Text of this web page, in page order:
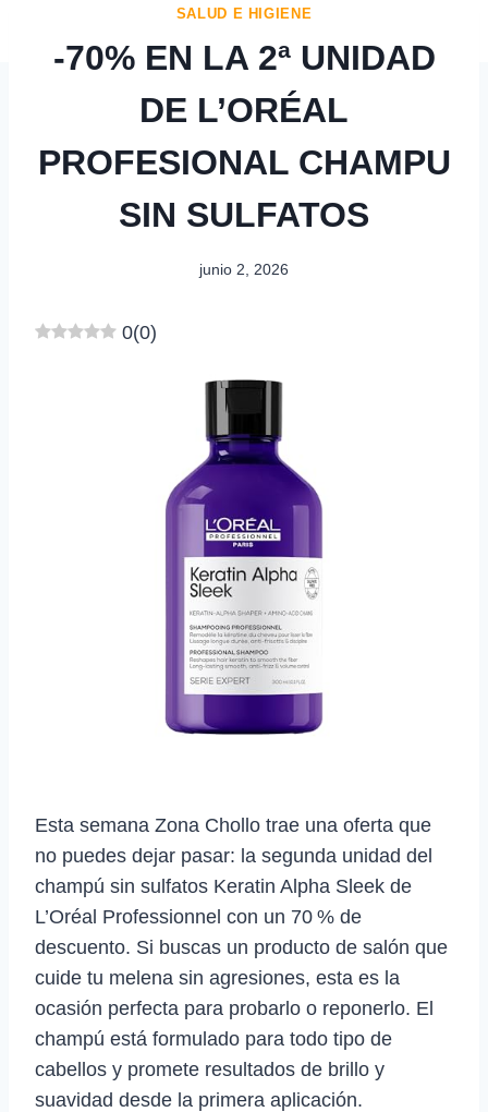
SALUD E HIGIENE
-70% EN LA 2ª UNIDAD
DE L’ORÉAL
PROFESIONAL CHAMPU
SIN SULFATOS
junio 2, 2026
0(0)
Esta semana Zona Chollo trae una oferta que
no puedes dejar pasar: la segunda unidad del
champú sin sulfatos Keratin Alpha Sleek de
L’Oréal Professionnel con un 70 % de
descuento. Si buscas un producto de salón que
cuide tu melena sin agresiones, esta es la
ocasión perfecta para probarlo o reponerlo. El
champú está formulado para todo tipo de
cabellos y promete resultados de brillo y
suavidad desde la primera aplicación.